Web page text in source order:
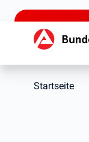
zu den
Startseite